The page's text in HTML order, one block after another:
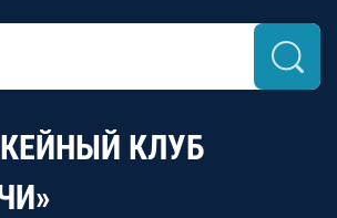
КЛУБ